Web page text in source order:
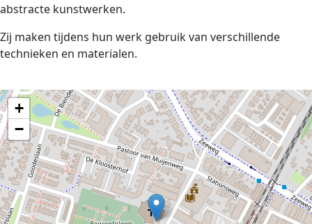
abstracte kunstwerken.
Zij maken tijdens hun werk gebruik van verschillende
technieken en materialen.
+
−